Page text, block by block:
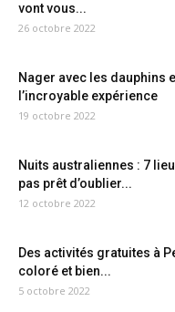
vont vous...
26 octobre 2022
Nager avec les dauphins
l’incroyable expérience
19 octobre 2022
Nuits australiennes : 7
pas prêt d’oublier...
12 octobre 2022
Des activités gratuites à
coloré et bien...
5 octobre 2022